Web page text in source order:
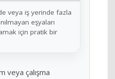
veya iş yerinde fazla
eşyaları
için pratik bir
veya çalışma